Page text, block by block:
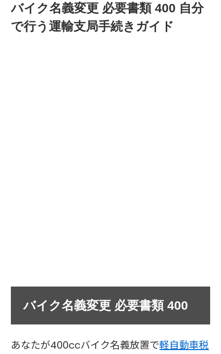
バイク名義変更 必要書類 400 自分
で行う運輸支局手続きガイド
バイク名義変更 必要書類 400
あなたが400ccバイク名義放置で軽自動車税